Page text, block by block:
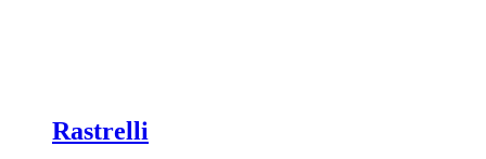
Rastrelli